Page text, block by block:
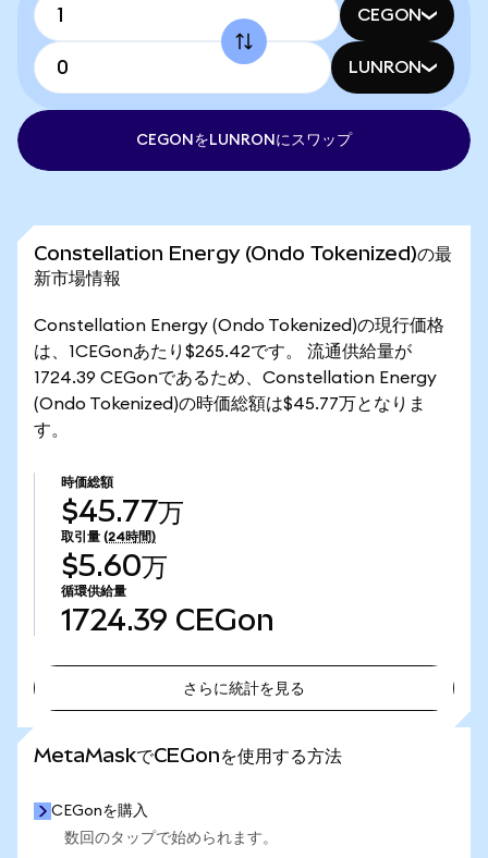
CEGON
LUNRON
CEGONをLUNRONにスワップ
Constellation Energy (Ondo Tokenized)の最
新市場情報
Constellation Energy (Ondo Tokenized)の現行価格
は、1CEGonあたり$265.42です。 流通供給量が
1724.39 CEGonであるため、Constellation Energy
(Ondo Tokenized)の時価総額は$45.77万となりま
す。
時価総額
$45.77万
取引量 (24時間)
$5.60万
循環供給量
1724.39 CEGon
さらに統計を見る
MetaMaskでCEGonを使用する方法
CEGonを購入
数回のタップで始められます。